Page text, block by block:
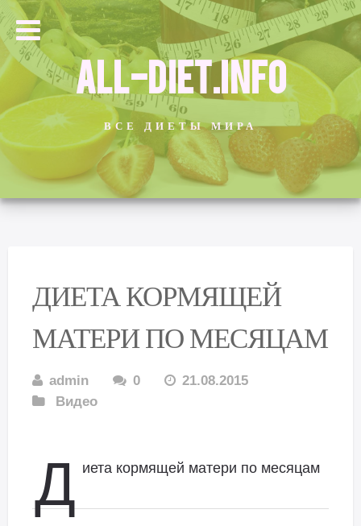
ALL-DIET.INFO
ВСЕ ДИЕТЫ МИРА
ДИЕТА КОРМЯЩЕЙ
МАТЕРИ ПО МЕСЯЦАМ
admin 0
21.08.2015
Видео
Д иета кормящей матери по месяцам